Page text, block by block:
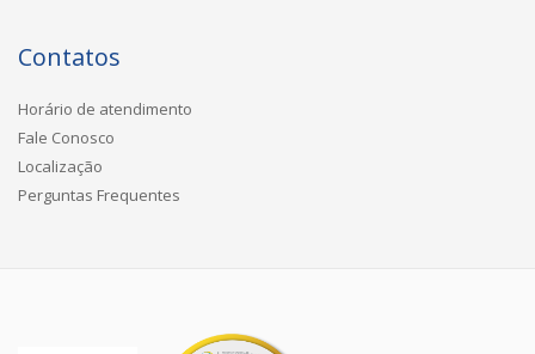
Contatos
Horário de atendimento
Fale Conosco
Localização
Perguntas Frequentes